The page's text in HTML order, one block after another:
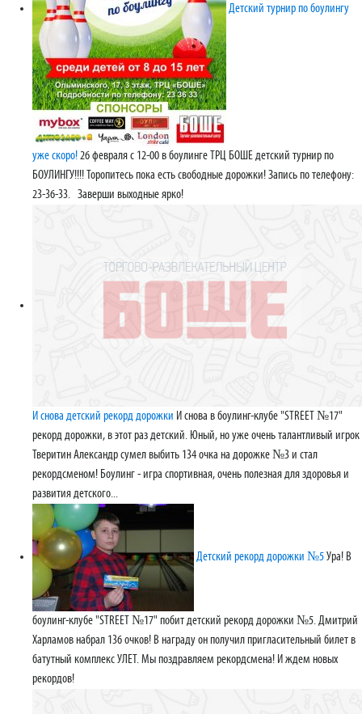
Детский турнир по боулингу
уже скоро!26 февраля с 12-00 в боулинге ТРЦ БОШЕ детский турнир по
БОУЛИНГУ!!!! Торопитесь пока есть свободные дорожки! Запись по телефону:
23-36-33. Заверши выходные ярко!
И снова детский рекорд дорожки И снова в боулинг-клубе "STREET №17"
рекорд дорожки, в этот раз детский. Юный, но уже очень талантливый игрок
Тверитин Александр сумел выбить 134 очка на дорожке №3 и стал
рекордсменом! Боулинг - игра спортивная, очень полезная для здоровья и
развития детского...
Детский рекорд дорожки №5Ура! В
боулинг-клубе "STREET №17" побит детский рекорд дорожки №5. Дмитрий
Харламов набрал 136 очков! В награду он получил пригласительный билет в
батутный комплекс УЛЕТ. Мы поздравляем рекордсмена! И ждем новых
рекордов!